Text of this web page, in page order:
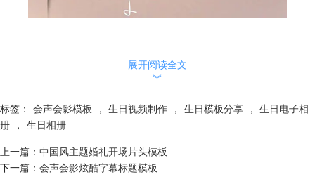
视频最后出现了“祝你生日快乐，天天开心”的字样，这是通过会声会影标
亮，可以自己重新改变一下字体和颜色。文字修改参考：
字幕基础操作
（上）。
展开阅读全文
︾
标签： 会声会影模板 ， 生日视频制作 ， 生日模板分享 ，
生日电子相
册
， 生日相册
上一篇： 中国风主题婚礼开场片头模板
下一篇： 会声会影炫酷字幕标题模板